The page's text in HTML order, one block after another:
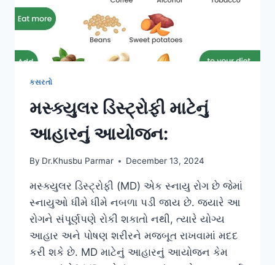
કસરતો
મસ્ક્યુલર ડિસ્ટ્રોફી માટેનું
આહારનું આયોજન:
By Dr.Khusbu Parmar December 13, 2024
મસ્ક્યુલર ડિસ્ટ્રોફી (MD) એક સ્નાયુ રોગ છે જેમાં
સ્નાયુઓ ધીમે ધીમે નબળા પડી જાય છે. જ્યારે આ
રોગને સંપૂર્ણપણે રોકી શકાતો નથી, ત્યારે યોગ્ય
આહાર અને પોષણ શરીરને મજબૂત રાખવામાં મદદ
કરી શકે છે. MD માટેનું આહારનું આયોજન કેમ